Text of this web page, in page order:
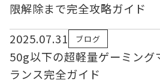
限解除まで完全攻略ガイド
2025.07.31
ブログ
50g以下の超軽量ゲーミング
ランス完全ガイド